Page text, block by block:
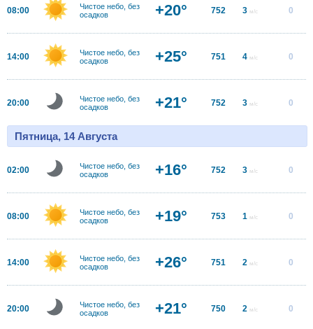
08:00
Чистое небо, без
осадков
+20° 752 3 м/с 0
14:00
Чистое небо, без
осадков
+25° 751 4 м/с 0
20:00
Чистое небо, без
осадков
+21° 752 3 м/с 0
Пятница, 14 Августа
02:00
Чистое небо, без
осадков
+16° 752 3 м/с 0
08:00
Чистое небо, без
осадков
+19° 753 1 м/с 0
14:00
Чистое небо, без
осадков
+26° 751 2 м/с 0
20:00
Чистое небо, без
осадков
+21° 750 2 м/с 0